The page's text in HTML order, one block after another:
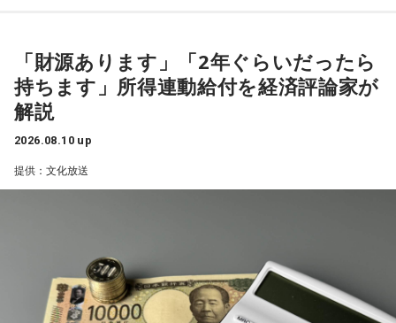
「財源あります」「2年ぐらいだったら
持ちます」所得連動給付を経済評論家が
解説
2026.08.10 up
提供：文化放送